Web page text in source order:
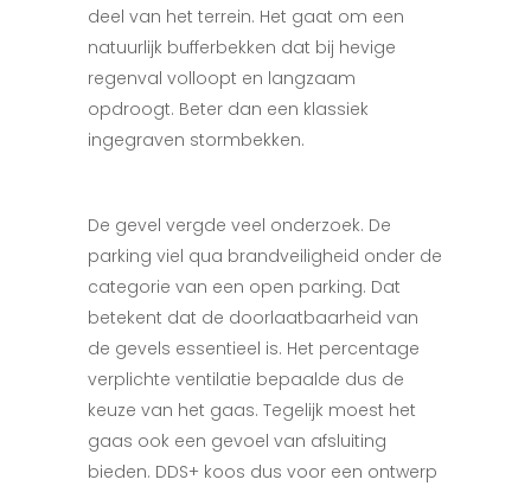
deel van het terrein. Het gaat om een
natuurlijk bufferbekken dat bij hevige
regenval volloopt en langzaam
opdroogt. Beter dan een klassiek
ingegraven stormbekken.
De gevel vergde veel onderzoek. De
parking viel qua brandveiligheid onder de
categorie van een open parking. Dat
betekent dat de doorlaatbaarheid van
de gevels essentieel is. Het percentage
verplichte ventilatie bepaalde dus de
keuze van het gaas. Tegelijk moest het
gaas ook een gevoel van afsluiting
bieden. DDS+ koos dus voor een ontwerp